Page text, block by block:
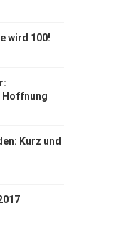
wird 100!
Hoffnung
Kurz und